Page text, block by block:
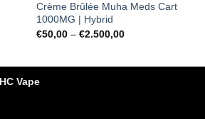
Crème Brûlée Muha Meds Cart
1000MG | Hybrid
€50,00 –€2.500,00Preisspanne:
Vape